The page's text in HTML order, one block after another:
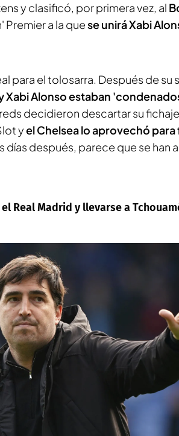
y clasificó, por primera vez, al
Premier a la quese unirá Xabi
para el tolosarra. Después de su
Xabi Alonso estaban
decidieron descartar su
yel Chelsea lo aprovechó para
días después, parece que se han
Real Madrid y llevarse a